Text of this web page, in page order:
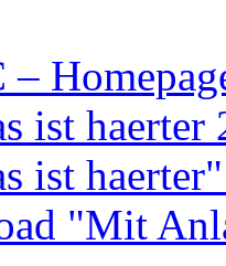
ist haerter
ist
"Mit